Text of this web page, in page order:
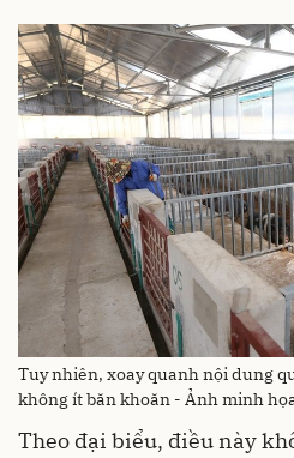
Tuy nhiên, xoay quanh nội dung
không ít băn khoăn - Ảnh minh
Theo đại biểu, điều này